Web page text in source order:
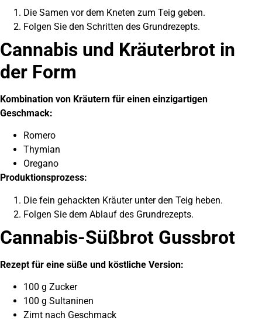
Die Samen vor dem Kneten zum Teig geben.
Folgen Sie den Schritten des Grundrezepts.
Cannabis und Kräuterbrot in
der Form
Kombination von Kräutern für einen einzigartigen
Geschmack:
Romero
Thymian
Oregano
Produktionsprozess:
Die fein gehackten Kräuter unter den Teig heben.
Folgen Sie dem Ablauf des Grundrezepts.
Cannabis-Süßbrot Gussbrot
Rezept für eine süße und köstliche Version:
100 g Zucker
100 g Sultaninen
Zimt nach Geschmack